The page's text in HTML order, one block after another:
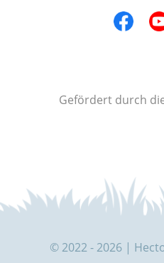
Gefördert durch
© 2022 - 2026 |